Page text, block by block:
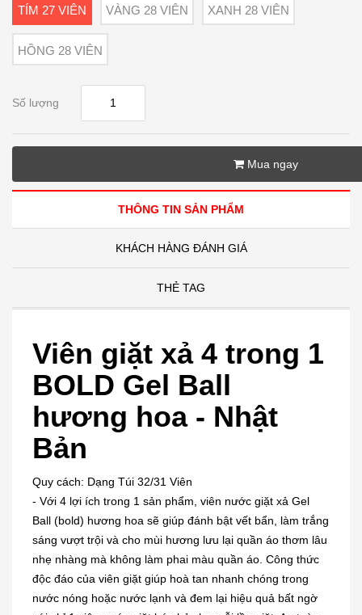
TÍM 27 VIÊN VÀNG 28 VIÊN XANH 28 VIÊN
HỒNG 28 VIÊN
Số lượng
Mua ngay
THÔNG TIN SẢN PHẨM
KHÁCH HÀNG ĐÁNH GIÁ
THẺ TAG
Viên giặt xả 4 trong 1
BOLD Gel Ball
hương hoa - Nhật
Bản
Quy cách: Dạng Túi 32/31 Viên
- Với 4 lợi ích trong 1 sản phẩm, viên nước giặt xả Gel
Ball (bold) hương hoa sẽ giúp đánh bật vết bẩn, làm trắng
sáng vượt trội và cho mùi hương lưu lại quần áo thơm lâu
nhẹ nhàng mà không làm phai màu quần áo. Công thức
độc đáo của viên giặt giúp hoà tan nhanh chóng trong
nước nóng hoặc nước lạnh và đem lại hiệu quả bất ngờ